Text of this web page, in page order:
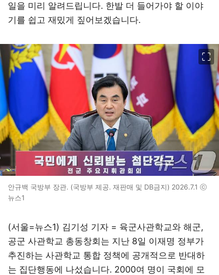
일을 미리 알려드립니다. 한발 더 들어가야 할 이야
기를 쉽고 재밌게 짚어보겠습니다.
안규백 국방부 장관. (국방부 제공. 재판매 및 DB금지) 2026.7.1 ⓒ
뉴스1
(서울=뉴스1) 김기성 기자 = 육군사관학교와 해군,
공군 사관학교 총동창회는 지난 8일 이재명 정부가
추진하는 사관학교 통합 정책에 공개적으로 반대하
는 집단행동에 나섰습니다. 2000여 명이 국회에 모